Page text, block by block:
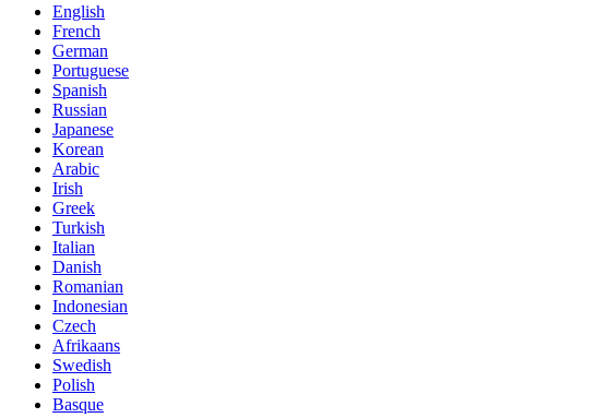
English
French
German
Portuguese
Spanish
Russian
Japanese
Korean
Arabic
Irish
Greek
Turkish
Italian
Danish
Romanian
Indonesian
Czech
Afrikaans
Swedish
Polish
Basque